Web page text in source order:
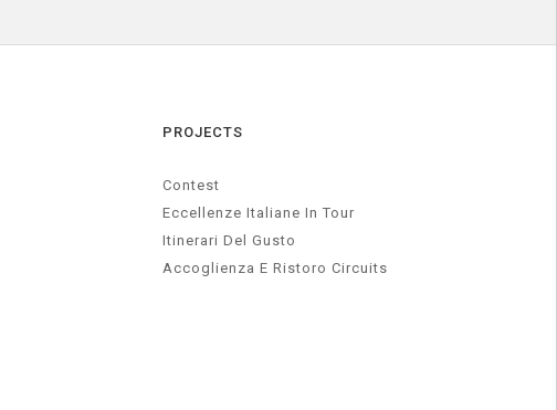
PROJECTS
Contest
Eccellenze Italiane In Tour
Itinerari Del Gusto
Accoglienza E Ristoro Circuits